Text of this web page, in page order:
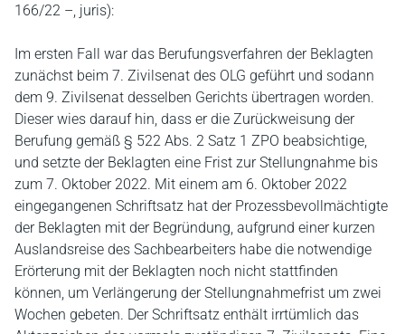
166/22 –, juris):
Im ersten Fall war das Berufungsverfahren der Beklagten
zunächst beim 7. Zivilsenat des OLG geführt und sodann
dem 9. Zivilsenat desselben Gerichts übertragen worden.
Dieser wies darauf hin, dass er die Zurückweisung der
Berufung gemäß § 522 Abs. 2 Satz 1 ZPO beabsichtige,
und setzte der Beklagten eine Frist zur Stellungnahme bis
zum 7. Oktober 2022. Mit einem am 6. Oktober 2022
eingegangenen Schriftsatz hat der Prozessbevollmächtigte
der Beklagten mit der Begründung, aufgrund einer kurzen
Auslandsreise des Sachbearbeiters habe die notwendige
Erörterung mit der Beklagten noch nicht stattfinden
können, um Verlängerung der Stellungnahmefrist um zwei
Wochen gebeten. Der Schriftsatz enthält irrtümlich das